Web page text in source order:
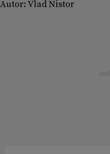
Autor:Vlad Nistor